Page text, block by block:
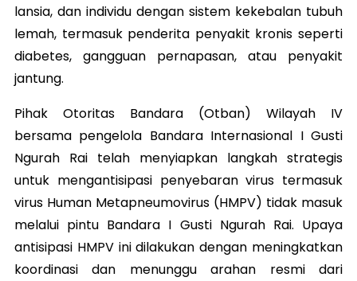
lansia, dan individu dengan sistem kekebalan tubuh
lemah, termasuk penderita penyakit kronis seperti
diabetes, gangguan pernapasan, atau penyakit
jantung.
Pihak Otoritas Bandara (Otban) Wilayah IV
bersama pengelola Bandara Internasional I Gusti
Ngurah Rai telah menyiapkan langkah strategis
untuk mengantisipasi penyebaran virus termasuk
virus Human Metapneumovirus (HMPV) tidak masuk
melalui pintu Bandara I Gusti Ngurah Rai. Upaya
antisipasi HMPV ini dilakukan dengan meningkatkan
koordinasi dan menunggu arahan resmi dari